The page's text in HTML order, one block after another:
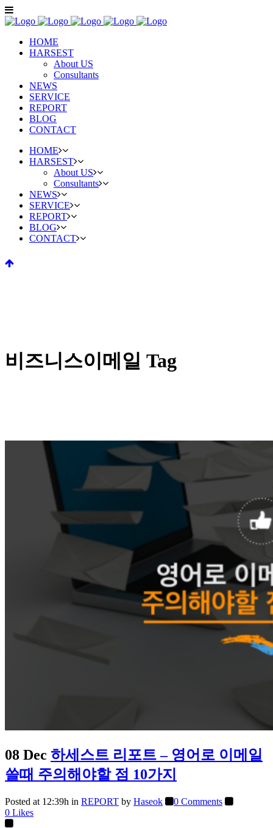
HOME
HARSEST
About US
Consultants
NEWS
SERVICE
REPORT
BLOG
CONTACT
HOME
HARSEST
About US
Consultants
NEWS
SERVICE
REPORT
BLOG
CONTACT
비즈니스이메일 Tag
08 Dec 하세스트 리포트 – 영어로 이메일
쓸때 주의해야할 점 10가지
Posted at 12:39h in REPORT by Haseok
0 Comments
0 Likes